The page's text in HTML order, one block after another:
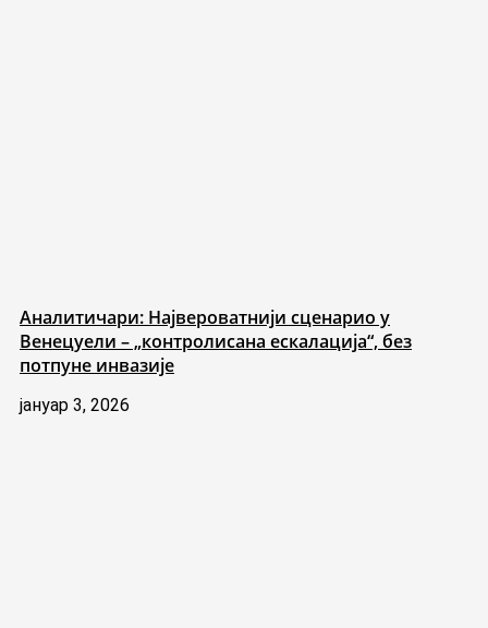
Аналитичари: Највероватнији сценарио у
Венецуели – „контролисана ескалација“, без
потпуне инвазије
јануар 3, 2026